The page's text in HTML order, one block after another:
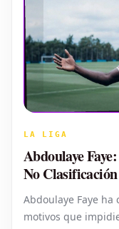
LA LIGA
Abdoulaye
No
Abdoulaye Faye
motivos que